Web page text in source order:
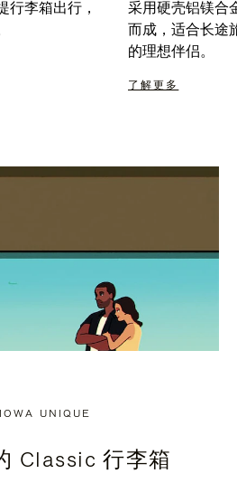
行李箱出行，
采用硬壳铝镁合
而成，适合长途
的理想伴侣。
了解更多
UNIQUE
Classic 行李箱